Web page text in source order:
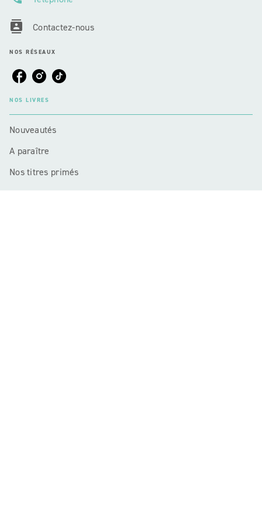
contacts Contactez-nous
NOS RÉSEAUX
NOS LIVRES
Nouveautés
A paraître
Nos titres primés